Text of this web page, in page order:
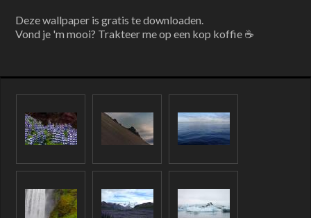
Deze wallpaper is gratis te downloaden.
Vond je 'm mooi? Trakteer me op een kop koffie ☕